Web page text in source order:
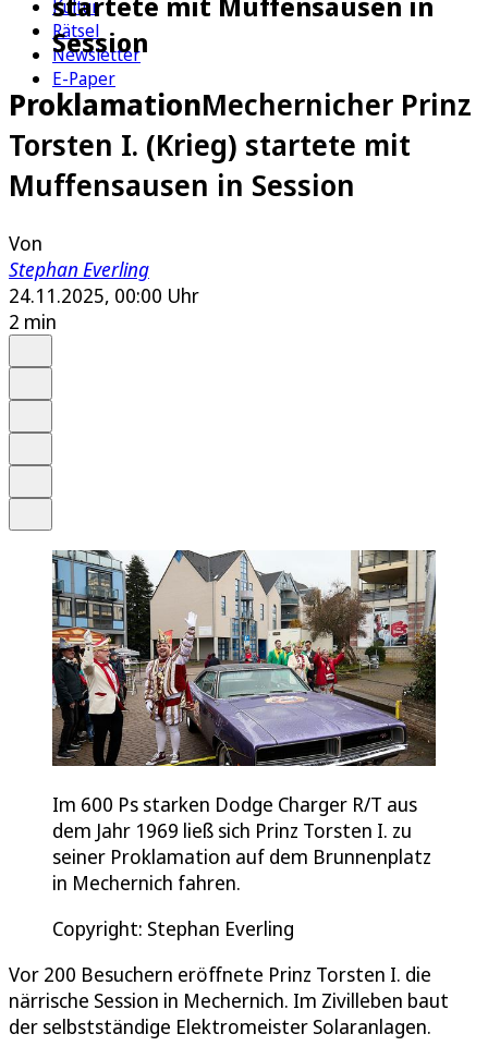
Kultur
Rätsel
Newsletter
E-Paper
Session
ProklamationMechernicher Prinz
Torsten I. (Krieg) startete mit
Muffensausen in Session
Von
Stephan Everling
24.11.2025, 00:00 Uhr
2 min
Im 600 Ps starken Dodge Charger R/T aus
dem Jahr 1969 ließ sich Prinz Torsten I. zu
seiner Proklamation auf dem Brunnenplatz
in Mechernich fahren.
Copyright: Stephan Everling
Vor 200 Besuchern eröffnete Prinz Torsten I. die
närrische Session in Mechernich. Im Zivilleben baut
der selbstständige Elektromeister Solaranlagen.